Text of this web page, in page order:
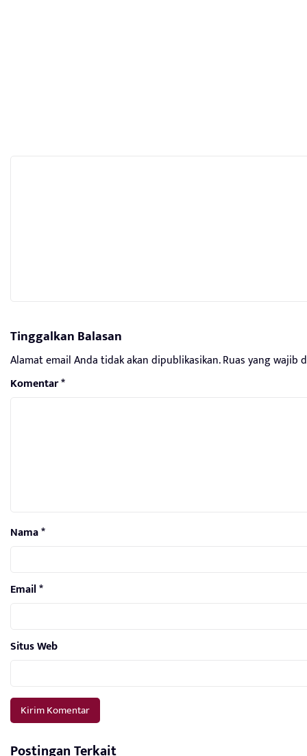
Tinggalkan Balasan
Alamat email Anda tidak akan dipublikasikan.Ruas yang wajib
Komentar*
Nama*
Email*
Situs Web
Postingan Terkait